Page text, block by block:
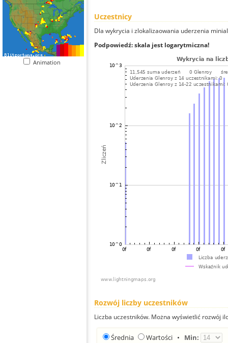
Animation
Uczestnicy
Dla wykrycia i zlokalizaowania uderzenia
Podpowiedź: skala jest logarytmiczna!
Rozwój liczby uczestników
Liczba uczestników. Można wyświetlić rozwój
Średnia Wartości • Min: